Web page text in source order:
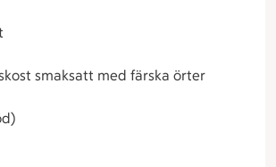
smaksatt med färska örter